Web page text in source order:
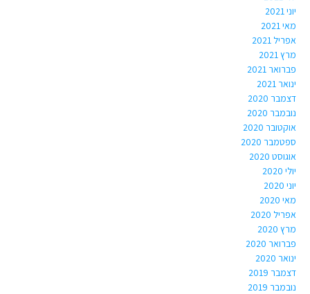
יוני 2021
מאי 2021
אפריל 2021
מרץ 2021
פברואר 2021
ינואר 2021
דצמבר 2020
נובמבר 2020
אוקטובר 2020
ספטמבר 2020
אוגוסט 2020
יולי 2020
יוני 2020
מאי 2020
אפריל 2020
מרץ 2020
פברואר 2020
ינואר 2020
דצמבר 2019
נובמבר 2019